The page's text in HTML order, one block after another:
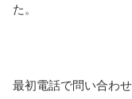
た。
最初電話で問い合わ